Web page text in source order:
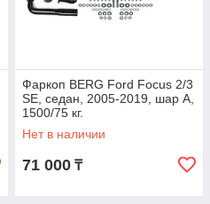
Фаркоп BERG Ford Focus 2/3
SE, седан, 2005-2019, шар А,
1500/75 кг.
Нет в наличии
71 000 ₸